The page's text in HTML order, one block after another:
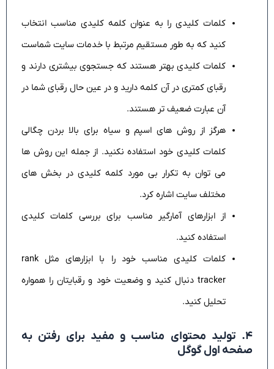
کلمات کلیدی را به عنوان کلمه کلیدی مناسب انتخاب
کنید که به طور مستقیم مرتبط با خدمات سایت شماست
کلمات کلیدی بهتر هستند که جستجوی بیشتری دارند و
رقبای کمتری در آن کلمه دارید و در عین حال رقبای شما در
آن عبارت ضعیف تر هستند.
هرگز از روش های اسپم و سیاه برای بالا بردن چگالی
کلمات کلیدی خود استفاده نکنید. از جمله این روش ها
می توان به تکرار بی مورد کلمه کلیدی در بخش های
مختلف سایت اشاره کرد.
از ابزارهای آمارگیر مناسب برای بررسی کلمات کلیدی
استفاده کنید.
کلمات کلیدی مناسب خود را با ابزارهای مثل rank
tracker دنبال کنید و وضعیت خود و رقبایتان را همواره
تحلیل کنید.
۴. تولید محتوای مناسب و مفید برای رفتن به
صفحه اول گوگل